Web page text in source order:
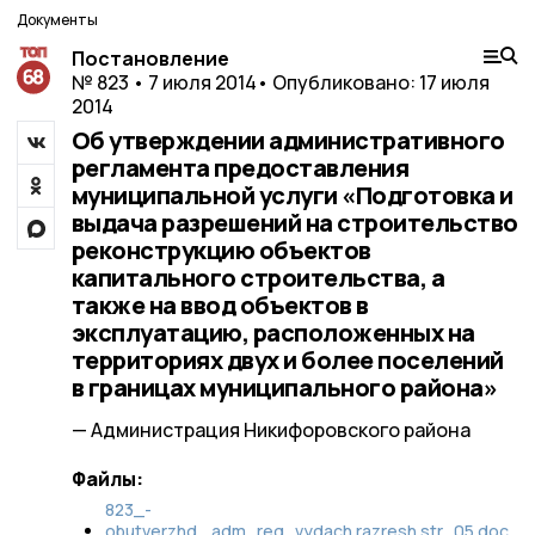
Документы
Постановление
№ 823 • 7 июля 2014• Опубликовано: 17 июля
2014
Об утверждении административного
регламента предоставления
муниципальной услуги «Подготовка и
выдача разрешений на строительство
реконструкцию объектов
капитального строительства, а
также на ввод объектов в
эксплуатацию, расположенных на
территориях двух и более поселений
в границах муниципального района»
— Администрация Никифоровского района
Файлы:
823_-